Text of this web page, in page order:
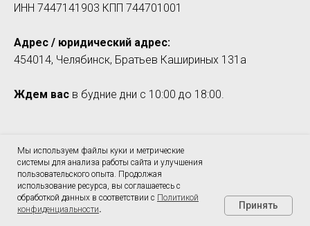
Мы используем файлы куки и метрические
системы для анализа работы сайта и улучшения
пользовательского опыта. Продолжая
использование ресурса, вы соглашаетесь с
обработкой данных в соответствии с Политикой
конфиденциальности. Принять
ИНН 7447141903 КПП 744701001
Адрес / юридический адрес:
454014, Челябинск, Братьев Кашириных 131а
Ждем вас в будние дни с 10:00 до 18:00.
Телефоны и контакты
+7 (984) 333-20-10
bookings@studyland74.ru